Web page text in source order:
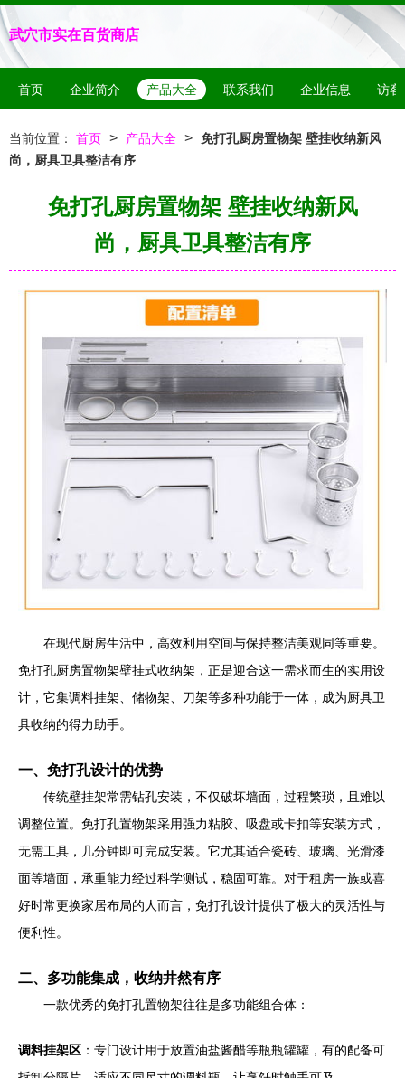
武穴市实在百货商店
首页 企业简介 产品大全 联系我们 企业信息 访客
当前位置： 首页 > 产品大全 > 免打孔厨房置物架 壁挂收纳新风
尚，厨具卫具整洁有序
免打孔厨房置物架 壁挂收纳新风
尚，厨具卫具整洁有序
在现代厨房生活中，高效利用空间与保持整洁美观同等重要。
免打孔厨房置物架壁挂式收纳架，正是迎合这一需求而生的实用设
计，它集调料挂架、储物架、刀架等多种功能于一体，成为厨具卫
具收纳的得力助手。
一、免打孔设计的优势
传统壁挂架常需钻孔安装，不仅破坏墙面，过程繁琐，且难以
调整位置。免打孔置物架采用强力粘胶、吸盘或卡扣等安装方式，
无需工具，几分钟即可完成安装。它尤其适合瓷砖、玻璃、光滑漆
面等墙面，承重能力经过科学测试，稳固可靠。对于租房一族或喜
好时常更换家居布局的人而言，免打孔设计提供了极大的灵活性与
便利性。
二、多功能集成，收纳井然有序
一款优秀的免打孔置物架往往是多功能组合体：
调料挂架区 ：专门设计用于放置油盐酱醋等瓶瓶罐罐，有的配备可